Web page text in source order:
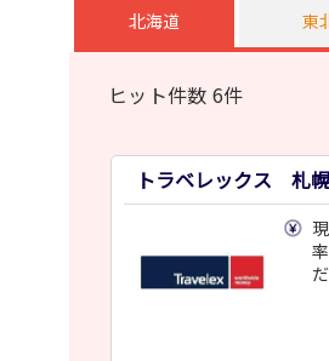
北海道 東
ヒット件数 6件
トラベレックス 札